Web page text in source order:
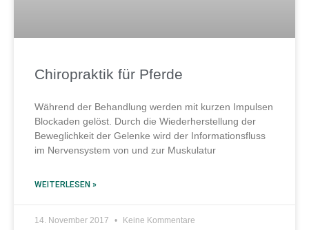
Chiropraktik für Pferde
Während der Behandlung werden mit kurzen Impulsen
Blockaden gelöst. Durch die Wiederherstellung der
Beweglichkeit der Gelenke wird der Informationsfluss
im Nervensystem von und zur Muskulatur
WEITERLESEN »
14. November 2017 Keine Kommentare